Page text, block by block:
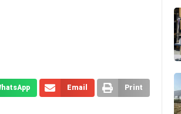
Email Print